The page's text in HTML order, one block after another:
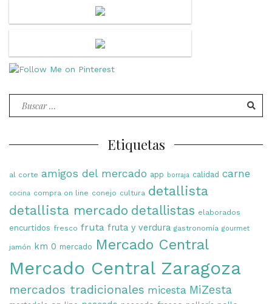
Buscar
Etiquetas
al corte amigos del mercado app borraja calidad carne
cocina compra on line conejo cultura detallista
detallista mercado detallistas elaborados
encurtidos fresco fruta fruta y verdura gastronomía gourmet
jamón km 0 mercado Mercado Central
Mercado Central Zaragoza
mercados tradicionales micesta MiZesta